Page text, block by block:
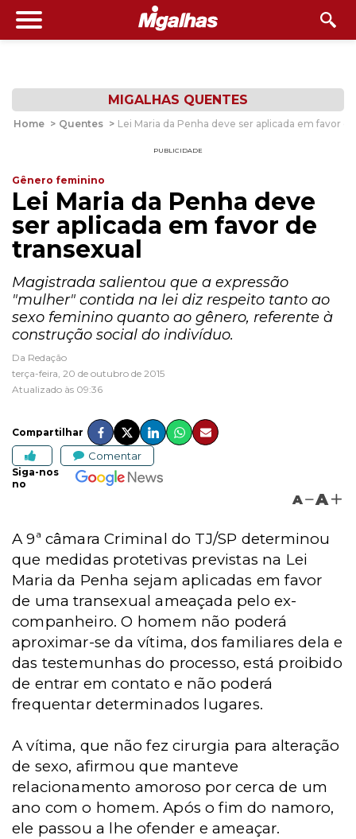
MIGALHAS QUENTES
Home > Quentes > Lei Maria da Penha deve ser aplicada em favor
PUBLICIDADE
Gênero feminino
Lei Maria da Penha deve
ser aplicada em favor de
transexual
Magistrada salientou que a expressão
"mulher" contida na lei diz respeito tanto ao
sexo feminino quanto ao gênero, referente à
construção social do indivíduo.
Da Redação
terça-feira, 20 de outubro de 2015
Atualizado às 09:36
Compartilhar
Comentar
Siga-nos
no
A A
A 9ª câmara Criminal do TJ/SP determinou
que medidas protetivas previstas na Lei
Maria da Penha sejam aplicadas em favor
de uma transexual ameaçada pelo ex-
companheiro. O homem não poderá
aproximar-se da vítima, dos familiares dela e
das testemunhas do processo, está proibido
de entrar em contato e não poderá
frequentar determinados lugares.
A vítima, que não fez cirurgia para alteração
de sexo, afirmou que manteve
relacionamento amoroso por cerca de um
ano com o homem. Após o fim do namoro,
ele passou a lhe ofender e ameaçar.